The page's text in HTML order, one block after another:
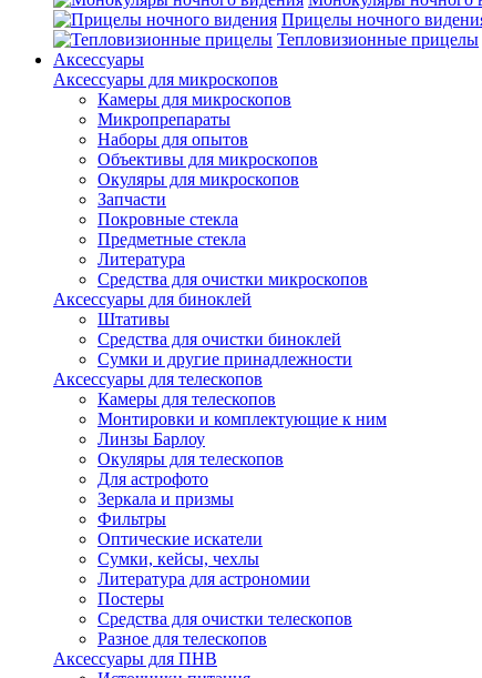
Прицелы ночного
Тепловизионные прицелы
Аксессуары
Аксессуары для микроскопов
Камеры для микроскопов
Микропрепараты
Наборы для опытов
Объективы для микроскопов
Окуляры для микроскопов
Запчасти
Покровные стекла
Предметные стекла
Литература
Средства для очистки микроскопов
Аксессуары для биноклей
Штативы
Средства для очистки биноклей
Сумки и другие принадлежности
Аксессуары для телескопов
Камеры для телескопов
Монтировки и комплектующие к ним
Линзы Барлоу
Окуляры для телескопов
Для астрофото
Зеркала и призмы
Фильтры
Оптические искатели
Сумки, кейсы, чехлы
Литература для астрономии
Постеры
Средства для очистки телескопов
Разное для телескопов
Аксессуары для ПНВ